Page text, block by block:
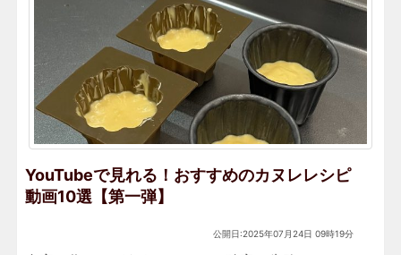
YouTubeで見れる！おすすめのカヌレレシピ
動画10選【第一弾】
公開日:2025年07月24日 09時19分